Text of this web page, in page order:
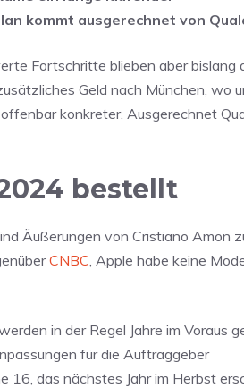
kommt ausgerechnet von
Fortschritte blieben aber bislang
Geld nach München, wo
konkreter. Ausgerechnet
bestellt
Äußerungen von Cristiano Amon
CNBC , Apple habe keine
in der Regel Jahre im Voraus
für die Auftraggeber
16, das nächstes Jahr im Herbst